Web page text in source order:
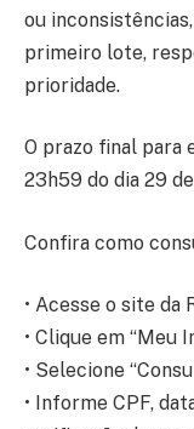
ou
primeiro lote,
prioridade.
O prazo final para
23h59 do dia 29
Confira como
• Acesse o site da
• Clique em “Meu
• Selecione
• Informe CPF,